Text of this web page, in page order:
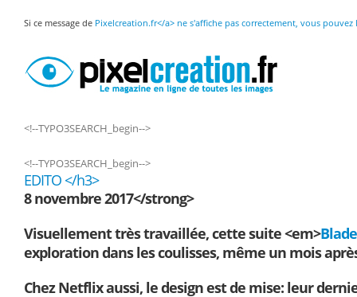
Si ce message de Pixelcreation.fr</a> ne s'affiche pas correctement, vous
<!--TYPO3SEARCH_begin-->
<!--TYPO3SEARCH_begin-->
EDITO </h3>
8 novembre 2017</strong>
Visuellement très travaillée, cette suite <em>
exploration dans les coulisses, même un mois
Chez Netflix aussi, le design est de mise: leur